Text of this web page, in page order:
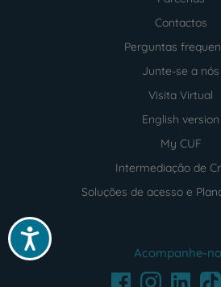
Acessibilidade
Contactos
Perguntas
Junte-se a nós
Visita Virtual
English version
My CUF
Intermediação de
Soluções de acesso e
Acompanhe-
FacebookInstagramLinkedIn